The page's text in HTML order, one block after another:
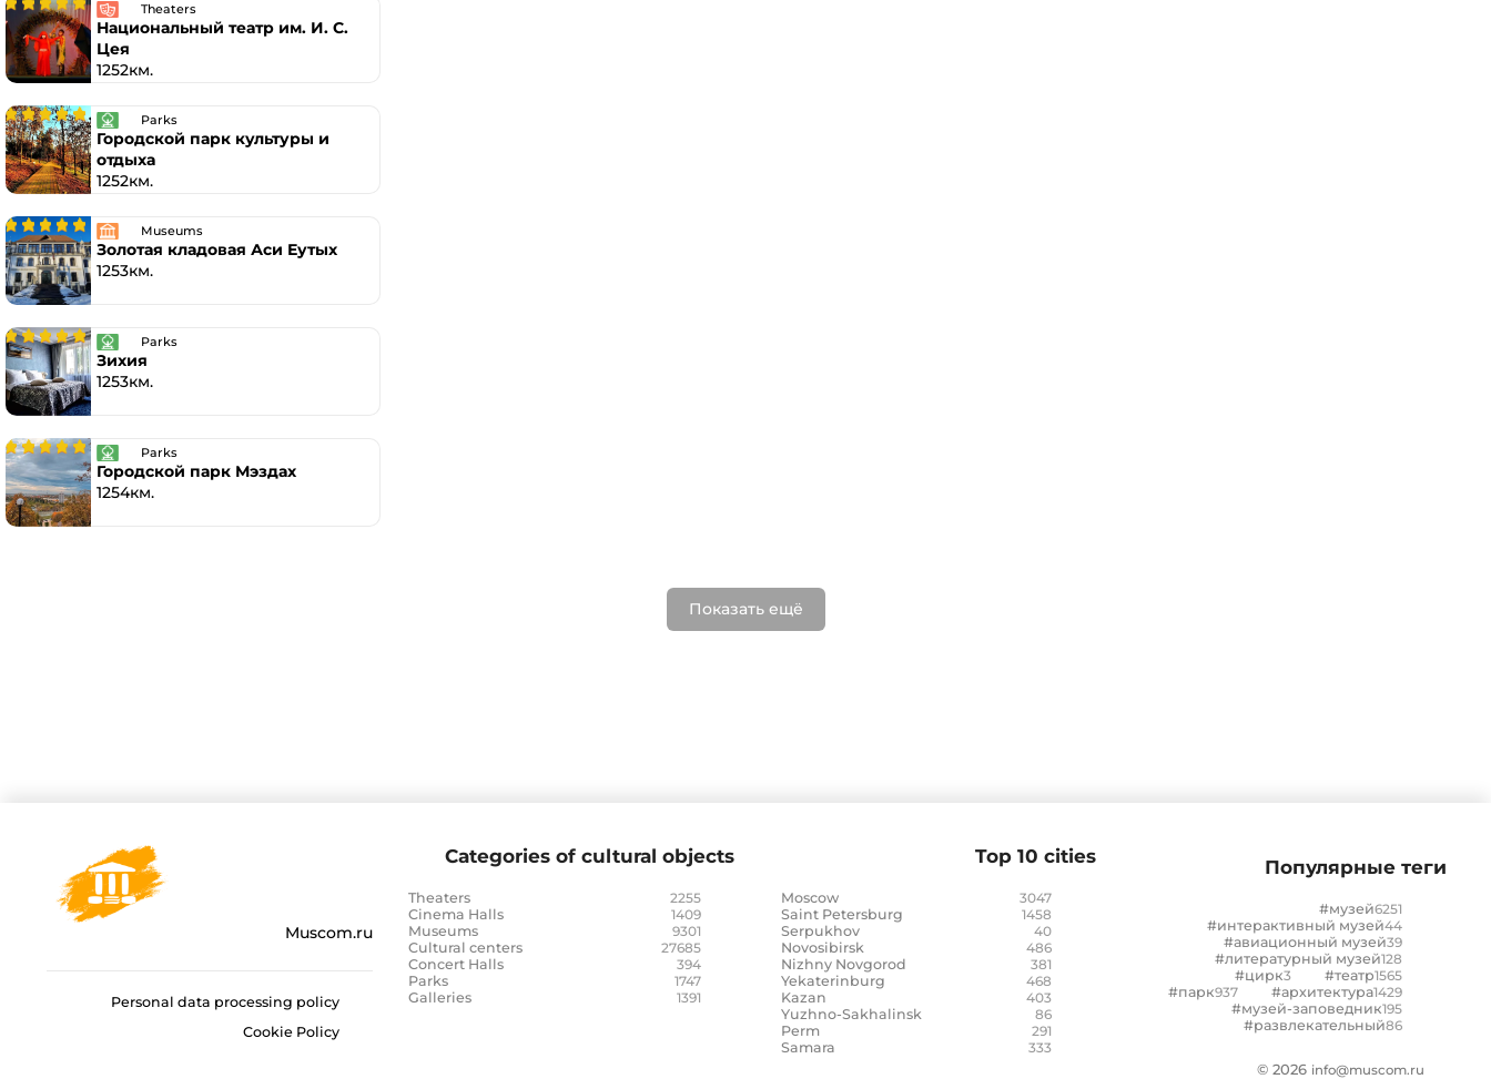
Theaters
Национальный театр им. И. C.
Цея
1252км.
Parks
Городской парк культуры и
отдыха
1252км.
Museums
Золотая кладовая Аси Еутых
1253км.
Parks
Зихия
1253км.
Parks
Городской парк Мэздах
1254км.
Показать ещё
Muscom.ru
Personal data processing policy
Cookie Policy
Categories of cultural objects
Theaters
2255
Cinema Halls
1409
Museums
9301
Cultural centers
27685
Concert Halls
394
Parks
1747
Galleries
1391
Top 10 cities
Moscow
3047
Saint Petersburg
1458
Serpukhov
40
Novosibirsk
486
Nizhny Novgorod
381
Yekaterinburg
468
Kazan
403
Yuzhno-Sakhalinsk
86
Perm
291
Samara
333
Популярные теги
#музей6251
#интерактивный музей44
#авиационный музей39
#литературный музей128
#цирк3 #театр1565
#парк937 #архитектура1429
#музей-заповедник195
#развлекательный86
© 2026 info@muscom.ru